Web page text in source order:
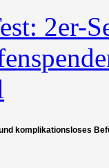
komplikationsloses